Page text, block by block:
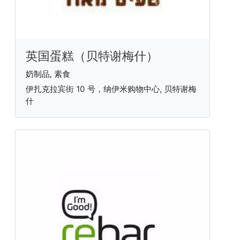
英国蛋糕（贝特谢梅什）
奶制品, 素食
伊扎克拉宾街 10 号，纳伊米购物中心, 贝特谢梅
什